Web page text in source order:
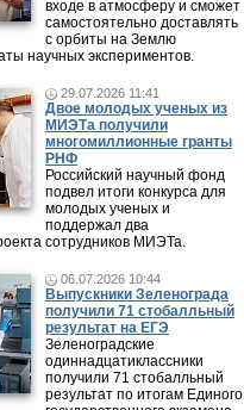
входе в атмосферу и сможет
самостоятельно доставлять
с орбиты на Землю
научных экспериментов.
29.07.2026 11:41
Двое молодых ученых из
МИЭТа получили
многомиллионные гранты
РНФ
Российский научный фонд
подвел итоги конкурса для
молодых ученых и
поддержал два
сотрудников МИЭТа.
06.07.2026 10:44
Выпускники Зеленограда
получили 71 стобалльный
результат на ЕГЭ
Зеленоградские
одиннадцатиклассники
получили 71 стобалльный
результат по итогам Единого